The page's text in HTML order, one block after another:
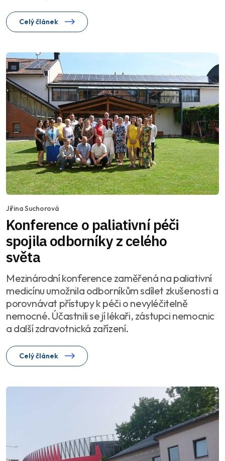
Celý článek
Jiřina Suchorová
Konference o paliativní péči
spojila odborníky z celého
světa
Mezinárodní konference zaměřená na paliativní
medicínu umožnila odborníkům sdílet zkušenosti a
porovnávat přístupy k péči o nevyléčitelně
nemocné. Účastnili se jí lékaři, zástupci nemocnic
a další zdravotnická zařízení.
Celý článek